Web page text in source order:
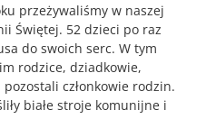
przeżywaliśmy w naszej
Świętej. 52 dzieci po raz
do swoich serc. W tym
rodzice, dziadkowie,
członkowie rodzin.
białe stroje komunijne i